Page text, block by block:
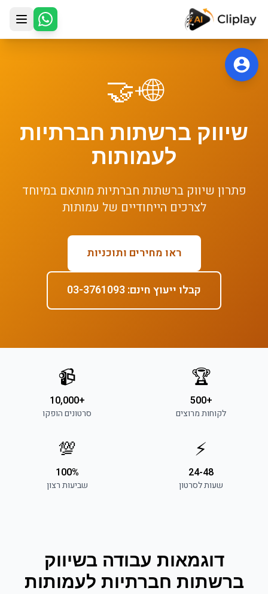
דלג לתוכן הראשי
🌐
+
🤝
שיווק ברשתות חברתיות
לעמותות
פתרון שיווק ברשתות חברתיות מותאם במיוחד
לצרכים הייחודיים של עמותות
ראו מחירים ותוכניות
קבלו ייעוץ חינם: 03-3761093
🏆
+500
לקוחות מרוצים
📹
+10,000
סרטונים הופקו
⚡
24-48
שעות לסרטון
💯
100%
שביעות רצון
דוגמאות עבודה בשיווק
ברשתות חברתיות לעמותות